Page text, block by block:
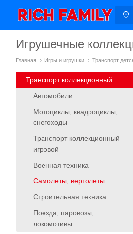
Игрушечные
Главная Игры и игрушки Транспорт
Транспорт коллекционный
Автомобили
Мотоциклы, квадроциклы,
снегоходы
Транспорт коллекционный
игровой
Военная техника
Самолеты, вертолеты
Строительная техника
Поезда, паровозы,
локомотивы